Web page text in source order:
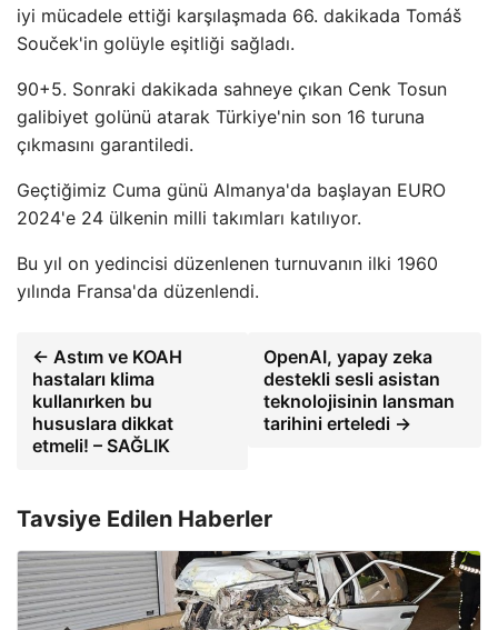
iyi mücadele ettiği karşılaşmada 66. dakikada Tomáš
Souček'in golüyle eşitliği sağladı.
90+5. Sonraki dakikada sahneye çıkan Cenk Tosun
galibiyet golünü atarak Türkiye'nin son 16 turuna
çıkmasını garantiledi.
Geçtiğimiz Cuma günü Almanya'da başlayan EURO
2024'e 24 ülkenin milli takımları katılıyor.
Bu yıl on yedincisi düzenlenen turnuvanın ilki 1960
yılında Fransa'da düzenlendi.
← Astım ve KOAH
hastaları klima
kullanırken bu
hususlara dikkat
etmeli! – SAĞLIK
OpenAI, yapay zeka
destekli sesli asistan
teknolojisinin lansman
tarihini erteledi →
Tavsiye Edilen Haberler